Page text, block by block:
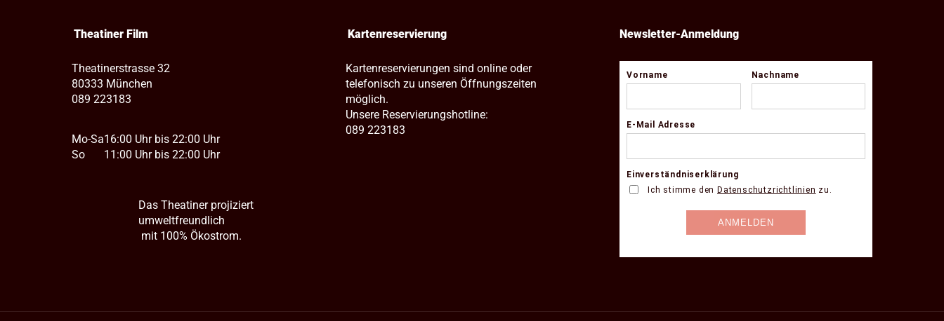
Theatiner Film
Theatinerstrasse 32
80333 München
089 223183
Mo-Sa
So
16:00 Uhr bis 22:00 Uhr
11:00 Uhr bis 22:00 Uhr
Das Theatiner projiziert
umweltfreundlich
mit 100% Ökostrom.
Kartenreservierung
Kartenreservierungen sind online oder
telefonisch zu unseren Öffnungszeiten
möglich.
Unsere Reservierungshotline:
089 223183
Newsletter-Anmeldung